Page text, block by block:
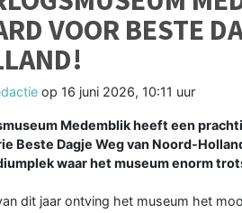
VOOR BESTE
op 16 juni 2026, 10:11 uur
Medemblik heeft een
Beste Dagje Weg van Noord-
waar het museum enorm
dit jaar ontving het museum het